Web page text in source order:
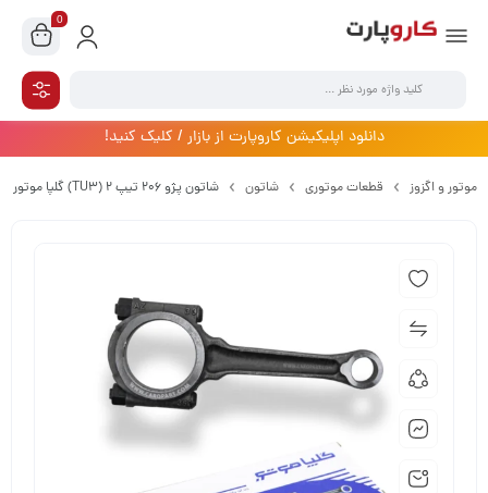
0
دانلود اپلیکیشن کاروپارت از بازار / کلیک کنید!
موتور و اگزوز قطعات موتوری شاتون شاتون پژو 206 تیپ 2 (TU3) گلپا موتور